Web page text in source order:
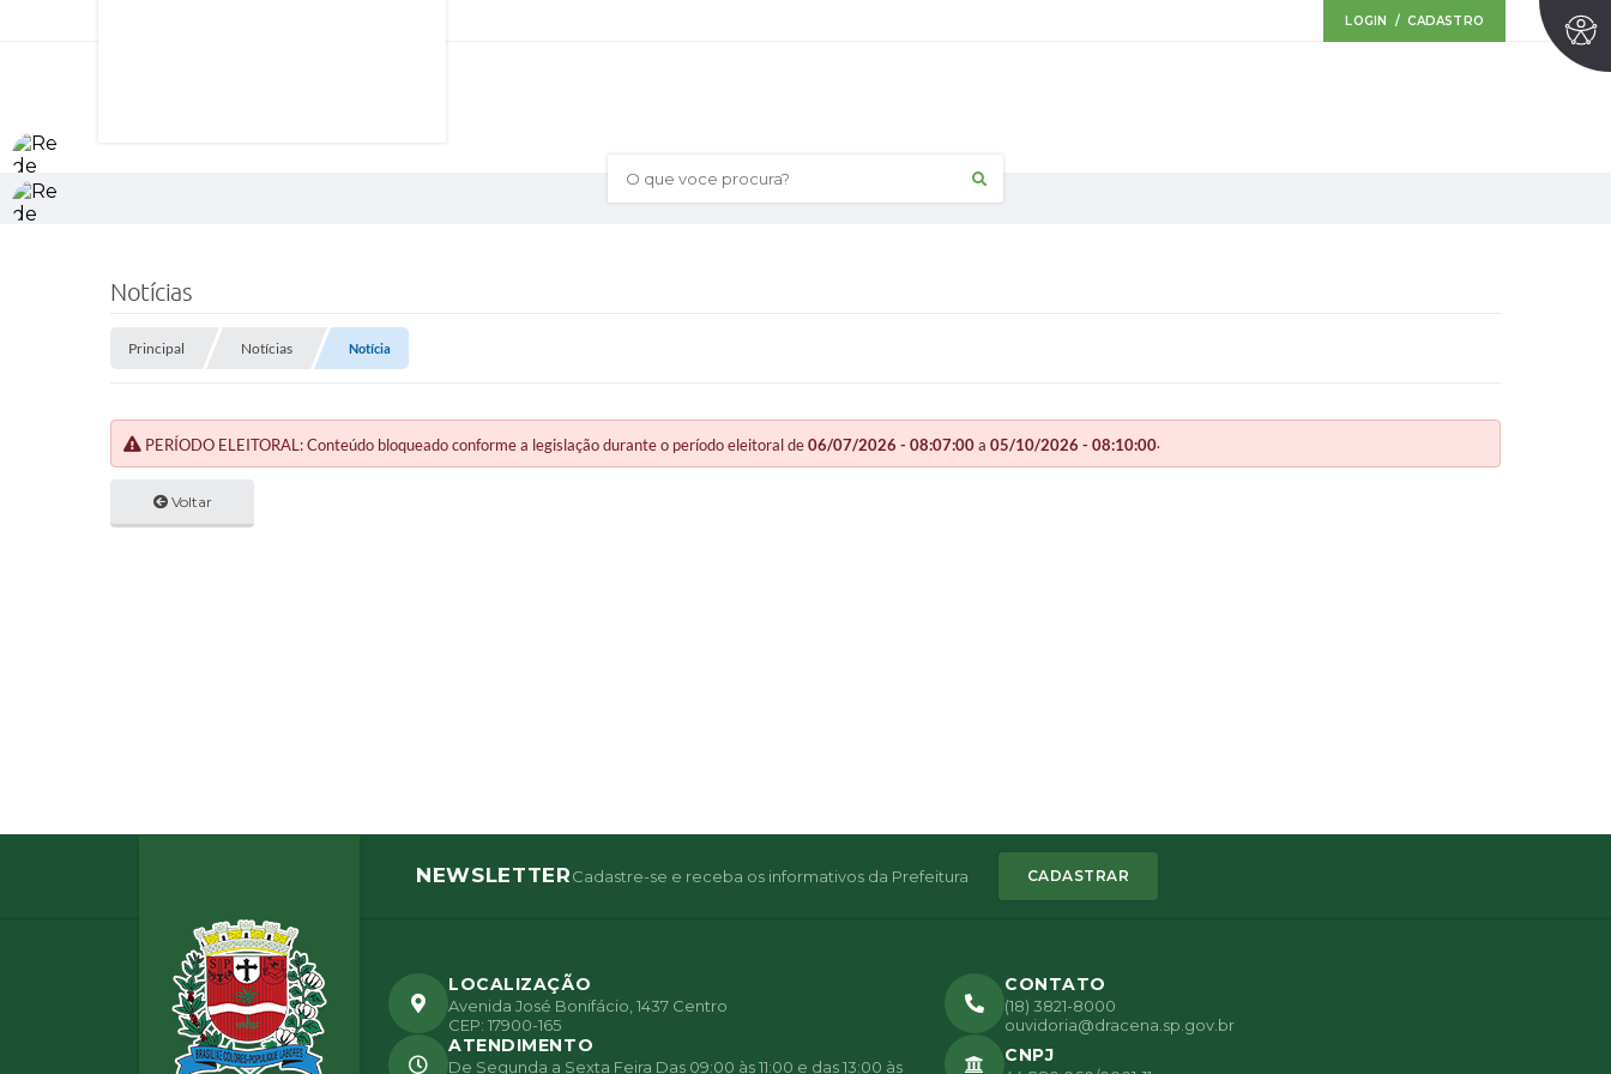
LOGIN / CADASTRO
O que voce procura?
Notícias
Principal Notícias Notícia
PERÍODO ELEITORAL: Conteúdo bloqueado conforme a legislação durante o período eleitoral de06/07/2026 - 08:07:00a 05/10/2026 - 08:10:00.
Voltar
NEWSLETTERCadastre-se e receba os informativos da Prefeitura CADASTRAR
LOCALIZAÇÃO
Avenida José Bonifácio, 1437 Centro
CEP: 17900-165
CONTATO
(18) 3821-8000
ouvidoria@dracena.sp.gov.br
ATENDIMENTO
De Segunda a Sexta Feira Das 09:00 às 11:00 e das 13:00 às
CNPJ